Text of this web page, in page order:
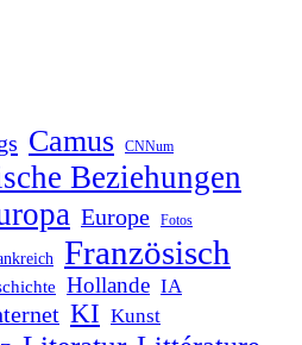
Camus CNNum
Beziehungen
Europe Fotos
Französisch
Hollande IA
KI Kunst